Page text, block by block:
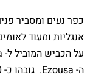
כפר נעים ומסביר